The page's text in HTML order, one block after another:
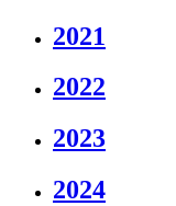
2021
2022
2023
2024